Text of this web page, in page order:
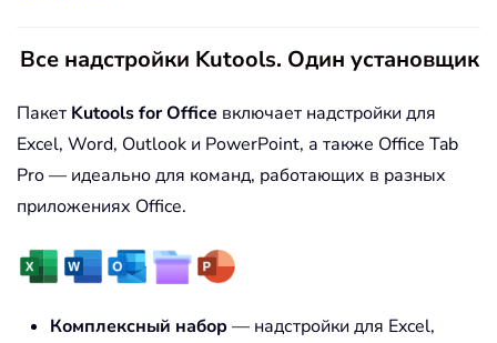
Все надстройки Kutools. Один установщик
Пакет Kutools for Office включает надстройки для
Excel, Word, Outlook и PowerPoint, а также Office Tab
Pro — идеально для команд, работающих в разных
приложениях Office.
Комплексный набор — надстройки для Excel,